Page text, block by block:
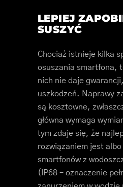
LEPIEJ
SUSZYĆ
Chociaż istnieje kilka
osuszania smartfona,
nich nie daje
uszkodzeń. Naprawy
są kosztowne,
główna wymaga
tym zdaje się, że
rozwiązaniem jest
smartfonów z
(IP68 – oznaczenie